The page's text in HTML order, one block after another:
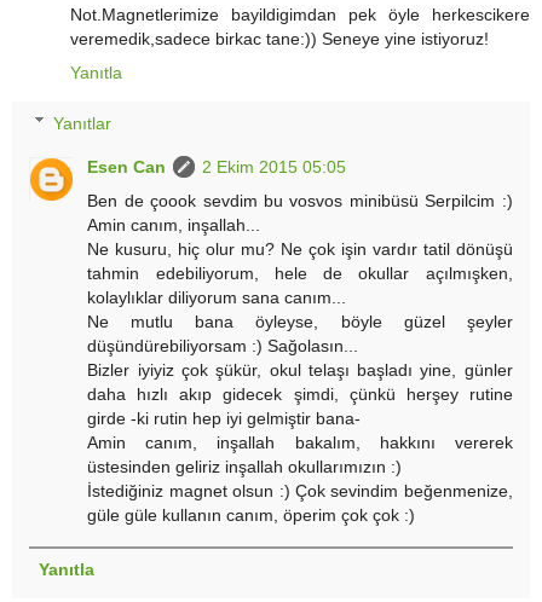
Not.Magnetlerimize bayildigimdan pek öyle herkescikere
veremedik,sadece birkac tane:)) Seneye yine istiyoruz!
Yanıtla
Yanıtlar
Esen Can
2 Ekim 2015 05:05
Ben de çoook sevdim bu vosvos minibüsü Serpilcim :)
Amin canım, inşallah...
Ne kusuru, hiç olur mu? Ne çok işin vardır tatil dönüşü
tahmin edebiliyorum, hele de okullar açılmışken,
kolaylıklar diliyorum sana canım...
Ne mutlu bana öyleyse, böyle güzel şeyler
düşündürebiliyorsam :) Sağolasın...
Bizler iyiyiz çok şükür, okul telaşı başladı yine, günler
daha hızlı akıp gidecek şimdi, çünkü herşey rutine
girde -ki rutin hep iyi gelmiştir bana-
Amin canım, inşallah bakalım, hakkını vererek
üstesinden geliriz inşallah okullarımızın :)
İstediğiniz magnet olsun :) Çok sevindim beğenmenize,
güle güle kullanın canım, öperim çok çok :)
Yanıtla